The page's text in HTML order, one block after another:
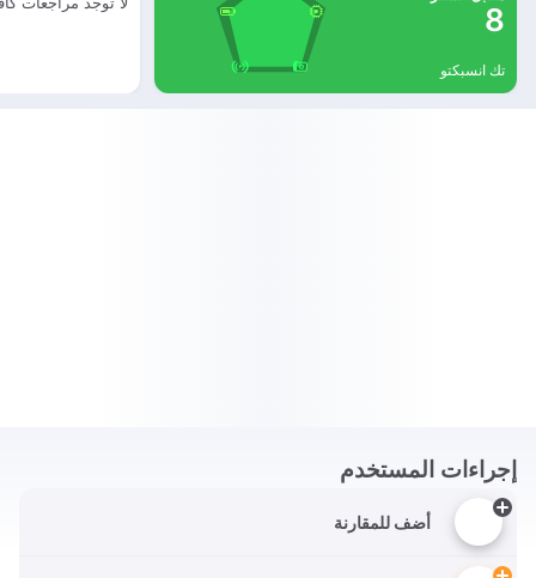
8
تك انسبكتو
إجراءات المستخدم
أضف للمقارنة